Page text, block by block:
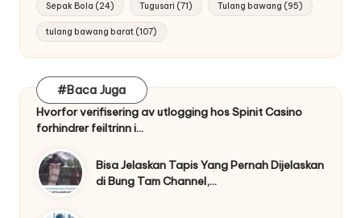
Sepak Bola (24) Tugusari (71) Tulang bawang (95)
tulang bawang barat (107)
#Baca Juga
Hvorfor verifisering av utlogging hos Spinit Casino
forhindrer feiltrinn i…
Bisa Jelaskan Tapis Yang Pernah Dijelaskan
di Bung Tam Channel,…